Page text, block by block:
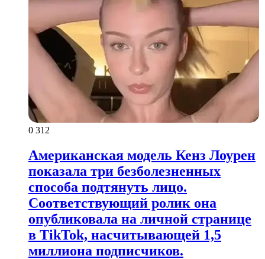
0 312
Американская модель Кенз Лоурен
показала три безболезненных
способа подтянуть лицо.
Соответствующий ролик она
опубликовала на личной странице
в TikTok, насчитывающей 1,5
миллиона подписчиков.